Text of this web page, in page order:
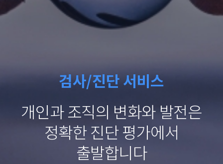
검사/진단 서비스
개인과 조직의 변화와 발전은
정확한 진단 평가에서
출발합니다